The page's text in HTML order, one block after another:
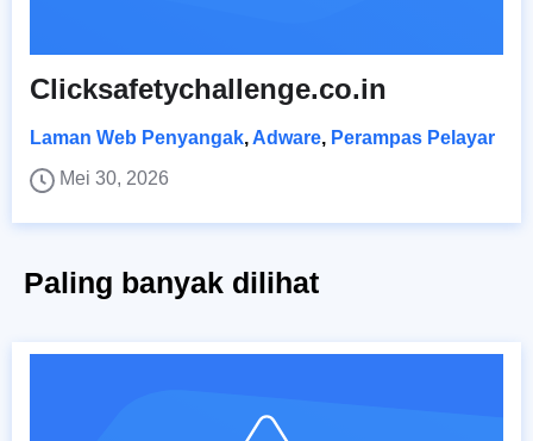
Clicksafetychallenge.co.in
Laman Web Penyangak,Adware, Perampas Pelayar
Mei 30, 2026
Paling banyak dilihat